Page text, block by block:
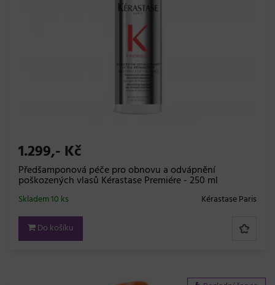
1.299,- Kč
Předšamponová péče pro obnovu a odvápnění
poškozených vlasů Kérastase Premiére - 250 ml
Kérastase Paris
Skladem 10 ks
Do košíku